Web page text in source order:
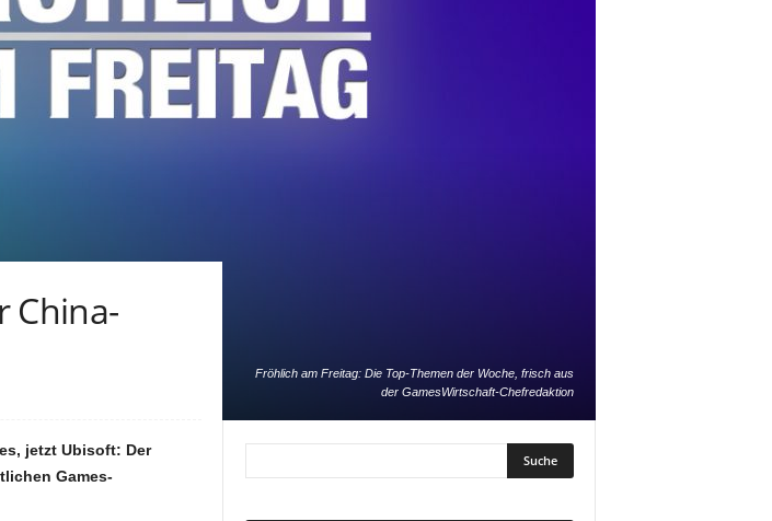
Fröhlich am Freitag: Die Top-Themen der Woche, frisch aus
der GamesWirtschaft-Chefredaktion
China-
jetzt Ubisoft: Der
Games-